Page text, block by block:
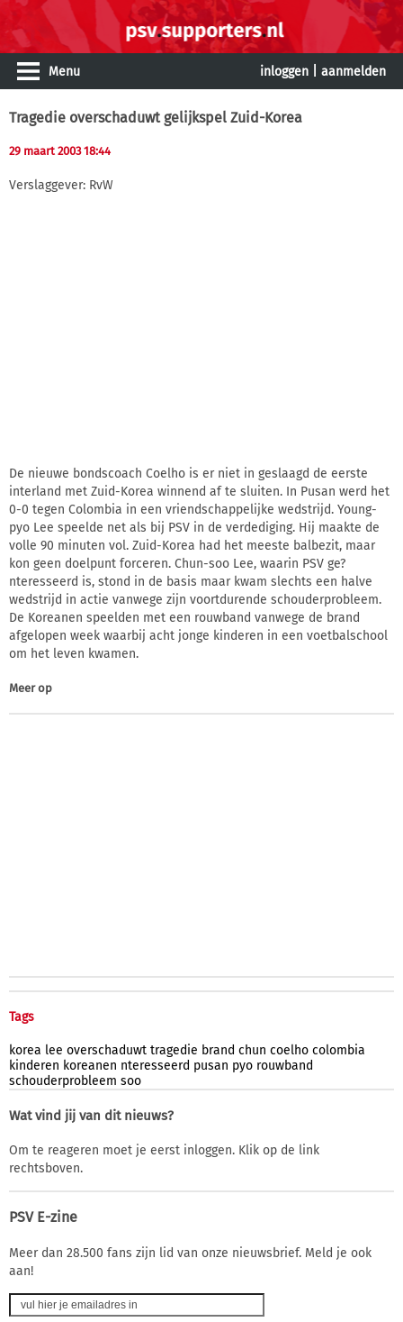
Menu inloggen aanmelden
Tragedie overschaduwt gelijkspel Zuid-Korea
29 maart 2003 18:44
Verslaggever: RvW
De nieuwe bondscoach Coelho is er niet in geslaagd de eerste
interland met Zuid-Korea winnend af te sluiten. In Pusan werd het
0-0 tegen Colombia in een vriendschappelijke wedstrijd. Young-
pyo Lee speelde net als bij PSV in de verdediging. Hij maakte de
volle 90 minuten vol. Zuid-Korea had het meeste balbezit, maar
kon geen doelpunt forceren. Chun-soo Lee, waarin PSV ge?
nteresseerd is, stond in de basis maar kwam slechts een halve
wedstrijd in actie vanwege zijn voortdurende schouderprobleem.
De Koreanen speelden met een rouwband vanwege de brand
afgelopen week waarbij acht jonge kinderen in een voetbalschool
om het leven kwamen.
Meer op
Tags
korea lee overschaduwt tragedie brand chun coelho colombia
kinderen koreanen nteresseerd pusan pyo rouwband
schouderprobleem soo
Wat vind jij van dit nieuws?
Om te reageren moet je eerst inloggen. Klik op de link
rechtsboven.
PSV E-zine
Meer dan 28.500 fans zijn lid van onze nieuwsbrief. Meld je ook
aan!